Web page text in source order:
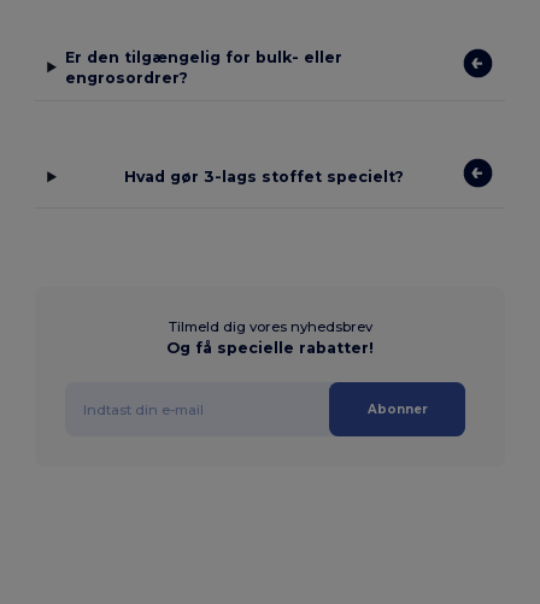
Er den tilgængelig for bulk- eller
engrosordrer?
Hvad gør 3-lags stoffet specielt?
Tilmeld dig vores nyhedsbrev
Og få specielle rabatter!
Abonner